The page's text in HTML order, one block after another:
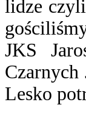
lidze
JKS
Lesko